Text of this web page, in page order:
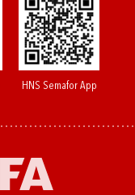
HNS Semafor App